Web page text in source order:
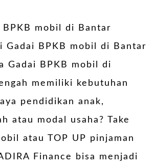
BPKB mobil di Bantar
Gadai BPKB mobil di Bantar
Gadai BPKB mobil di
memiliki kebutuhan
pendidikan anak,
atau modal usaha? Take
atau TOP UP pinjaman
Finance bisa menjadi